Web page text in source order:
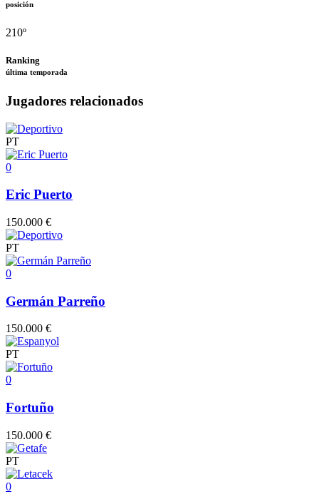
posición
210º
Ranking
última temporada
Jugadores relacionados
PT
0
Eric Puerto
150.000 €
PT
0
Germán Parreño
150.000 €
PT
0
Fortuño
150.000 €
PT
0